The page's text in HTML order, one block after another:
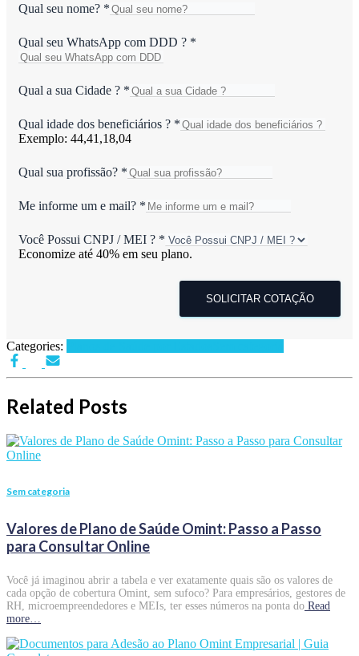
Qual seu nome? *
Qual seu WhatsApp com DDD ? *
Qual a sua Cidade ? *
Qual idade dos beneficiários ? *
Exemplo: 44,41,18,04
Qual sua profissão? *
Me informe um e mail? *
Você Possui CNPJ / MEI ? *
Economize até 40% em seu plano.
SOLICITAR COTAÇÃO
Categories:
Related Posts
Sem categoria
Valores de Plano de Saúde Omint: Passo a Passo
para Consultar Online
Você já imaginou abrir a tabela e ver exatamente quais são os valores de
cada opção de cobertura Omint, sem sufoco? Para empresários, gestores de
RH, microempreendedores e MEIs, ter esses números na ponta do Read
more…